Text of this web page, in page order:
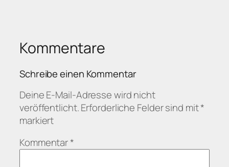
Kommentare
Schreibe einen Kommentar
Deine E-Mail-Adresse wird nicht
veröffentlicht.Erforderliche Felder sind mit*
markiert
Kommentar*